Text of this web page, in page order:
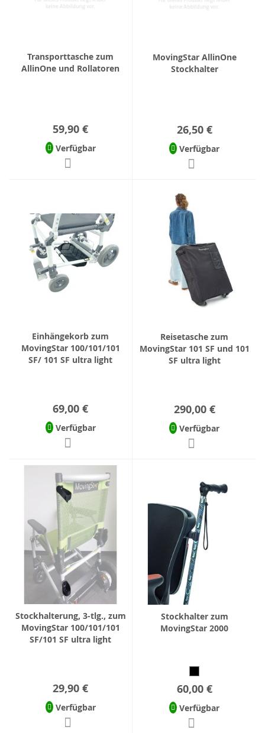
Transporttasche zum
AllinOne und Rollatoren
59,90 €
Verfügbar
MovingStar AllinOne
Stockhalter
26,50 €
Verfügbar
Einhängekorb zum
MovingStar 100/101/101
SF/ 101 SF ultra light
69,00 €
Verfügbar
Reisetasche zum
MovingStar 101 SF und 101
SF ultra light
290,00 €
Verfügbar
Stockhalterung, 3-tlg., zum
MovingStar 100/101/101
SF/101 SF ultra light
29,90 €
Verfügbar
Stockhalter zum
MovingStar 2000
60,00 €
Verfügbar